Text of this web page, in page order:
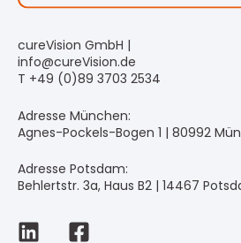
cureVision GmbH |
info@cureVision.de
T +49 (0)89 3703 2534
Adresse München:
Agnes-Pockels-Bogen 1 | 80992
Adresse Potsdam:
Behlertstr. 3a, Haus B2 | 14467